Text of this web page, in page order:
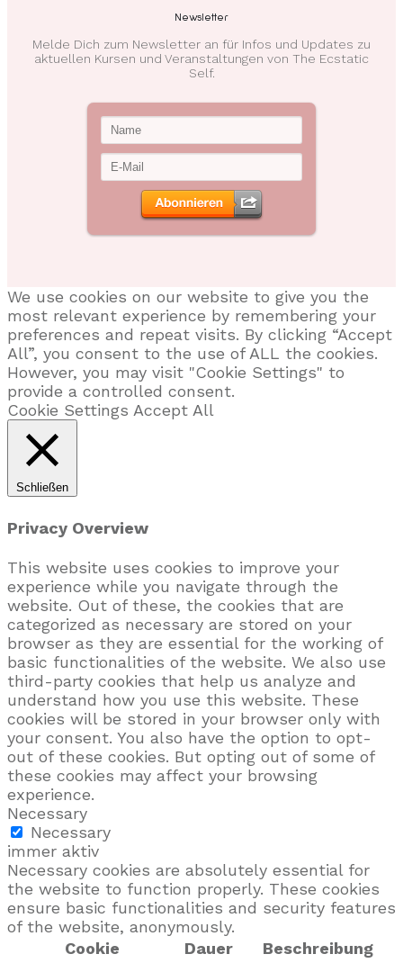
Newsletter
Melde Dich zum Newsletter an für Infos und Updates zu
aktuellen Kursen und Veranstaltungen von The Ecstatic
Self.
We use cookies on our website to give you the
most relevant experience by remembering your
preferences and repeat visits. By clicking “Accept
All”, you consent to the use of ALL the cookies.
However, you may visit "Cookie Settings" to
provide a controlled consent.
Cookie Settings Accept All
Schließen
Privacy Overview
This website uses cookies to improve your
experience while you navigate through the
website. Out of these, the cookies that are
categorized as necessary are stored on your
browser as they are essential for the working of
basic functionalities of the website. We also use
third-party cookies that help us analyze and
understand how you use this website. These
cookies will be stored in your browser only with
your consent. You also have the option to opt-
out of these cookies. But opting out of some of
these cookies may affect your browsing
experience.
Necessary
Necessary
immer aktiv
Necessary cookies are absolutely essential for
the website to function properly. These cookies
ensure basic functionalities and security features
of the website, anonymously.
Cookie
Dauer Beschreibung